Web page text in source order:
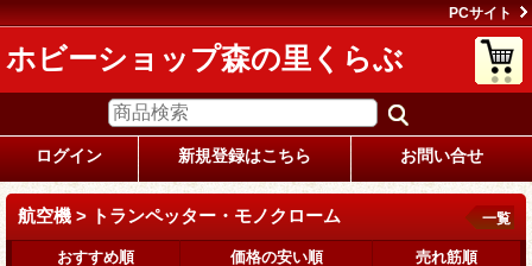
PCサイト
ホビーショップ森の里くらぶ
ログイン 新規登録はこちら お問い合せ
航空機 > トランペッター・モノクローム 一覧
おすすめ順 価格の安い順 売れ筋順